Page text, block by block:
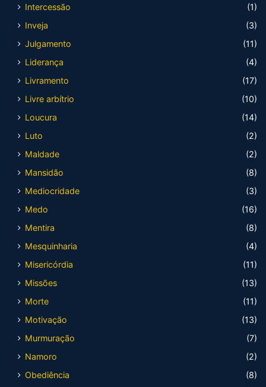
Intercessão
(1)
Inveja
(3)
Julgamento
(11)
Liderança
(4)
Livramento
(17)
Livre arbítrio
(10)
Loucura
(14)
Luto
(2)
Maldade
(2)
Mansidão
(8)
Mediocridade
(3)
Medo
(16)
Mentira
(8)
Mesquinharia
(4)
Misericórdia
(11)
Missões
(13)
Morte
(11)
Motivação
(13)
Murmuração
(7)
Namoro
(2)
Obediência
(8)